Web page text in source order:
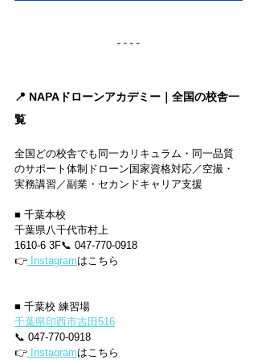
📍 NAPAドローンアカデミー｜全国の校舎一
覧
全国どの校舎でも同一カリキュラム・同一品質
のサポート体制ドローン国家資格対応／空撮・
実務講習／副業・セカンドキャリア支援
■ 千葉本校
千葉県八千代市村上
1610-6 3F📞 047-770-0918
👉 Instagramはこちら
■ 千葉校 練習場
千葉県印西市吉田516
📞 047-770-0918
👉 Instagramはこちら